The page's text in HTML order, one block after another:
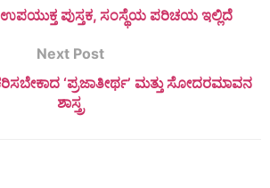
ಪುಸ್ತಕ, ಸಂಸ್ಥೆಯ ಪರಿಚಯ ಇಲ್ಲಿದೆ
Next Post
‘ಪ್ರಜಾತೀರ್ಥ’ ಮತ್ತು ಸೋದರಮಾವನ
ಶಾಸ್ತ್ರ